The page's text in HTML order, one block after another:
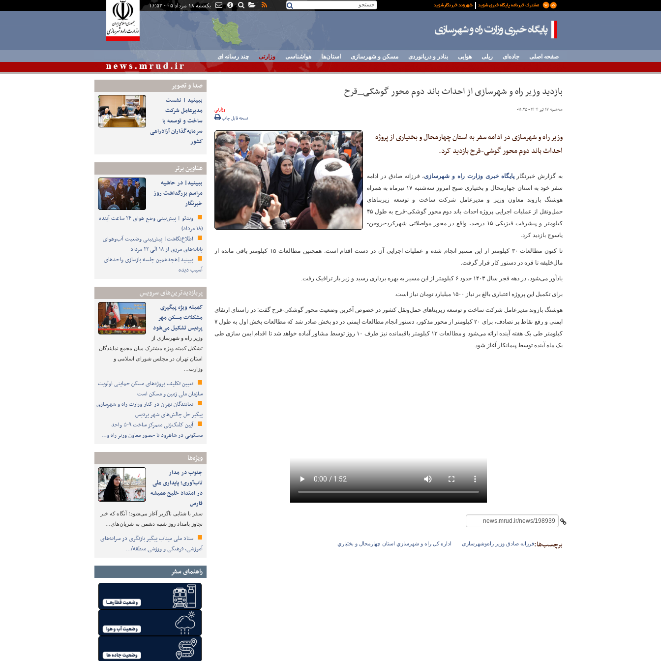
یکشنبه ۱۸ مرداد ۰۵ - ۱۶:۵۳
پایگاه خبری وزارت راه و
صفحه اصلی جاده‌ای ریلی هوایی بنادر و دریانوردی مسکن و شهرسازی استان‌ها هواشناسی وزارتی چند رسانه ای
صدا و تصوير
ببینید | نشست
مدیرعامل شرکت
ساخت و توسعه با
سرمایه‌گذاران آزادراهی
کشور
عناوین برتر
ببینید| در حاشیه
مراسم بزرگداشت روز
خبرنگار
ویدئو | پیش‌بینی وضع هوای ۲۴ ساعت آینده
(۱۸ مرداد)
اطلاع‌نگاشت| پیش‌بینی وضعیت آب‌وهوای
پایانه‌های مرزی از ۱۸ الی ۲۲ مرداد
ببینید|هجدهمین جلسه بازسازی واحدهای
آسیب دیده
پربازدیدترین‌های سرویس
کمیته ویژه پیگیری
مشکلات مسکن مهر
پردیس تشکیل می‌شود
وزیر راه و شهرسازی از
تشکیل کمیته ویژه مشترک میان مجمع نمایندگان
استان تهران در مجلس شورای اسلامی و
وزارت…
تعیین تکلیف پروژه‌های مسکن حمایتی اولویت
سازمان ملی زمین و مسکن است
نمایندگان تهران در کنار وزارت راه و شهرسازی
پیگیر حل چالش‌های شهر پردیس
آیین کلنگ‌زنی متمرکز ساخت ۵۰۹ واحد
مسکونی در شاهرود با حضور معاون وزیر راه و…
ویژه‌ها
جنوب در مدار
تاب‌آوری؛ پایداری ملی
در امتداد خلیج همیشه
فارس
سفر با شتابی ناگزیر آغاز می‌شود؛ آنگاه که خبر
تجاوز بامداد روز شنبه دشمن به شریان‌های…
ستاد ملی میناب پیگیر بازنگری در سرانه‌های
آموزشی، فرهنگی و ورزشی منطقه/…
راهنمای سفر
بازدید وزیر راه و شهرسازی از احداث باند دوم محور گوشکی_قرح
سه‌شنبه ۱۷ تیر ۱۴۰۴ - ۱۱:۲۵ -
وزارتی
نسخه قابل چاپ
وزیر راه و شهرسازی در ادامه سفر به استان چهارمحال و بختیاری از پروژه
احداث باند دوم محور گوشی-قرح بازدید کرد.
به گزارش خبرنگارپایگاه خبری وزارت راه و شهرسازی، فرزانه صادق در ادامه
سفر خود به استان چهارمحال و بختیاری صبح امروز سه‌شنبه ۱۷ تیرماه به همراه
هوشنگ بازوند معاون وزیر و مدیرعامل شرکت ساخت و توسعه زیربناهای
حمل‌ونقل از عملیات اجرایی پروژه احداث باند دوم محور گوشکی-قرح به طول ۴۵
کیلومتر و پیشرفت فیزیکی ۱۵ درصد، واقع در محور مواصلاتی شهرکرد-بروجن-
یاسوج بازدید کرد.
تا کنون مطالعات ۳۰ کیلومتر از این مسیر انجام شده و عملیات اجرایی آن در دست اقدام است. همچنین مطالعات ۱۵ کیلومتر باقی مانده از
مال‌خلیفه تا قره در دستور کار قرار گرفت.
یادآور می‌شود، در دهه فجر سال ۱۴۰۳ حدود ۶ کیلومتر از این مسیر به بهره برداری رسید و زیر بار ترافیک رفت.
برای تکمیل این پروژه اعتباری بالغ بر نیاز ۱۵۰۰ میلیارد تومان نیاز است.
هوشنگ بازوند مدیرعامل شرکت ساخت و توسعه زیربناهای حمل‌ونقل کشور در خصوص آخرین وضعیت محور گوشکی-قرح گفت: در راستای ارتقای
ایمنی و رفع نقاط پر تصادف، برای ۲۰ کیلومتر از محور مذکور، دستور انجام مطالعات ایمنی در دو بخش صادر شد که مطالعات بخش اول به طول ۷
کیلومتر طی یک هفته آینده ارائه می‌شود و مطالعات ۱۳ کیلومتر باقیمانده نیز ظرف ۱۰ روز توسط مشاور آماده خواهد شد تا اقدام ایمن سازی طی
یک ماه آینده توسط پیمانکار آغاز شود.
برچسب‌ها:فرزانه صادق وزیر راه‌وشهرسازی اداره كل راه و شهرسازي استان چهارمحال و بختياري